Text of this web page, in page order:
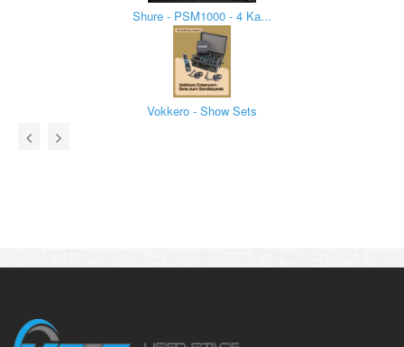
Shure - PSM1000 - 4 Ka...
Vokkero - Show Sets